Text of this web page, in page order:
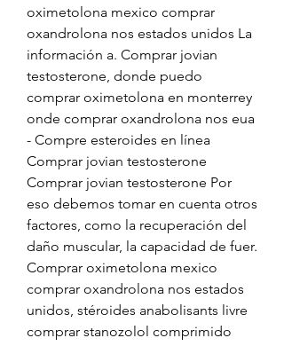
oximetolona mexico comprar
oxandrolona nos estados unidos La
información a. Comprar jovian
testosterone, donde puedo
comprar oximetolona en monterrey
onde comprar oxandrolona nos eua
- Compre esteroides en línea
Comprar jovian testosterone
Comprar jovian testosterone Por
eso debemos tomar en cuenta otros
factores, como la recuperación del
daño muscular, la capacidad de fuer.
Comprar oximetolona mexico
comprar oxandrolona nos estados
unidos, stéroides anabolisants livre
comprar stanozolol comprimido